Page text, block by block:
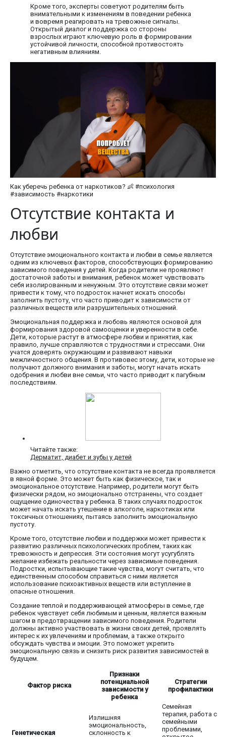
Кроме того, эксперты советуют родителям быть
внимательными к изменениям в поведении ребенка
и вовремя реагировать на тревожные сигналы.
Открытый диалог и поддержка со стороны
взрослых играют ключевую роль в формировании
устойчивой личности, способной противостоять
негативным влияниям.
Как уберечь ребенка от наркотиков? 👶 #психология
#зависимость #наркотики
Отсутствие контакта и
любви
Отсутствие эмоционального контакта и любви в семье является
одним из ключевых факторов, способствующих формированию
зависимого поведения у детей. Когда родители не проявляют
достаточной заботы и внимания, ребенок может чувствовать
себя изолированным и ненужным. Это отсутствие связи может
привести к тому, что подросток начнет искать способы
заполнить пустоту, что часто приводит к зависимости от
различных веществ или разрушительных отношений.
Эмоциональная поддержка и любовь являются основой для
формирования здоровой самооценки и уверенности в себе.
Дети, которые растут в атмосфере любви и принятия, как
правило, лучше справляются с трудностями и стрессами. Они
учатся доверять окружающим и развивают навыки
межличностного общения. В противовес этому, дети, которые не
получают должного внимания и заботы, могут начать искать
одобрения и любви вне семьи, что часто приводит к пагубным
последствиям.
Читайте также:
Дерматит, диабет и зубы у детей
Важно отметить, что отсутствие контакта не всегда проявляется
в явной форме. Это может быть как физическое, так и
эмоциональное отсутствие. Например, родители могут быть
физически рядом, но эмоционально отстранены, что создает
ощущение одиночества у ребенка. В таких случаях подросток
может начать искать утешение в алкоголе, наркотиках или
токсичных отношениях, пытаясь заполнить эмоциональную
пустоту.
Кроме того, отсутствие любви и поддержки может привести к
развитию различных психологических проблем, таких как
тревожность и депрессия. Эти состояния могут усугублять
желание избежать реальности через зависимые поведения.
Подростки, испытывающие такие чувства, могут считать, что
единственным способом справиться с ними является
использование психоактивных веществ или вступление в
опасные отношения.
Создание теплой и поддерживающей атмосферы в семье, где
ребенок чувствует себя любимым и ценным, является важным
шагом в предотвращении зависимого поведения. Родители
должны активно участвовать в жизни своих детей, проявлять
интерес к их увлечениям и проблемам, а также открыто
обсуждать чувства и эмоции. Это поможет укрепить
эмоциональную связь и снизить риск развития зависимостей в
будущем.
Фактор риска
Признаки
потенциальной
зависимости у
ребенка
Стратегии
профилактики
Генетическая
Излишняя
эмоциональность,
склонность к
Семейная
терапия, работа с
семейными
проблемами,